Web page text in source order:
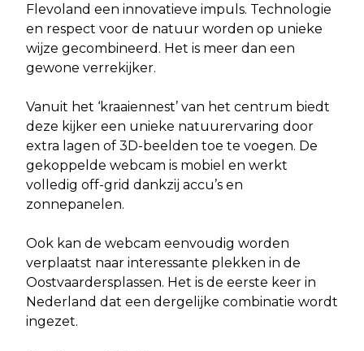
Flevoland een innovatieve impuls. Technologie
en respect voor de natuur worden op unieke
wijze gecombineerd. Het is meer dan een
gewone verrekijker.
Vanuit het ‘kraaiennest’ van het centrum biedt
deze kijker een unieke natuurervaring door
extra lagen of 3D-beelden toe te voegen. De
gekoppelde webcam is mobiel en werkt
volledig off-grid dankzij accu’s en
zonnepanelen.
Ook kan de webcam eenvoudig worden
verplaatst naar interessante plekken in de
Oostvaardersplassen. Het is de eerste keer in
Nederland dat een dergelijke combinatie wordt
ingezet.